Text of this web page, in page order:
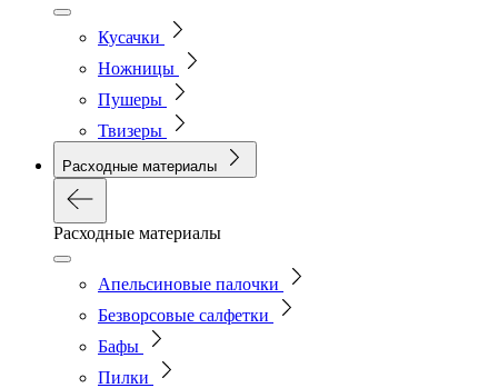
Кусачки
Ножницы
Пушеры
Твизеры
Расходные материалы
Расходные материалы
Апельсиновые палочки
Безворсовые салфетки
Бафы
Пилки